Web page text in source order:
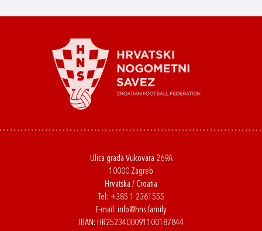
Ulica grada Vukovara 269A
10000 Zagreb
Hrvatska / Croatia
Tel: +385 1 2361555
E-mail: info@hns.family
IBAN: HR2523400091100187844